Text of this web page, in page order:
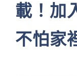
載！加
不怕家